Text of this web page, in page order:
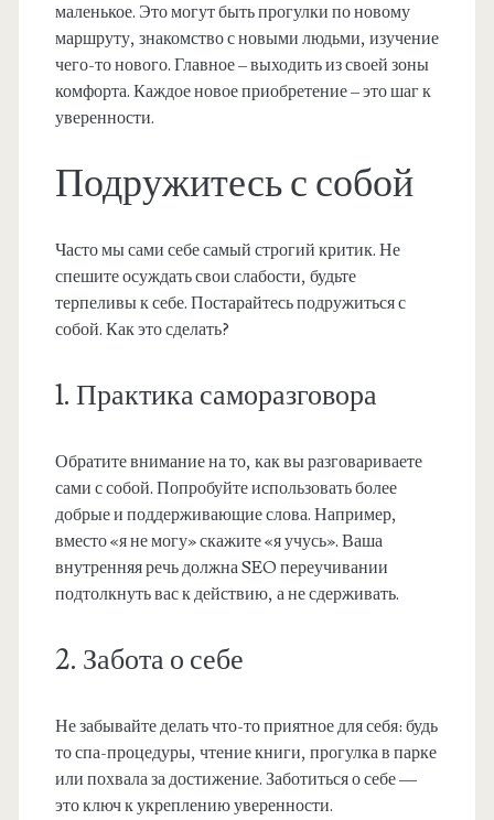
маленькое. Это могут быть прогулки по новому
маршруту, знакомство с новыми людьми, изучение
чего-то нового. Главное – выходить из своей зоны
комфорта. Каждое новое приобретение – это шаг к
уверенности.
Подружитесь с собой
Часто мы сами себе самый строгий критик. Не
спешите осуждать свои слабости, будьте
терпеливы к себе. Постарайтесь подружиться с
собой. Как это сделать?
1. Практика саморазговора
Обратите внимание на то, как вы разговариваете
сами с собой. Попробуйте использовать более
добрые и поддерживающие слова. Например,
вместо «я не могу» скажите «я учусь». Ваша
внутренняя речь должна SEO переучивании
подтолкнуть вас к действию, а не сдерживать.
2. Забота о себе
Не забывайте делать что-то приятное для себя: будь
то спа-процедуры, чтение книги, прогулка в парке
или похвала за достижение. Заботиться о себе —
это ключ к укреплению уверенности.